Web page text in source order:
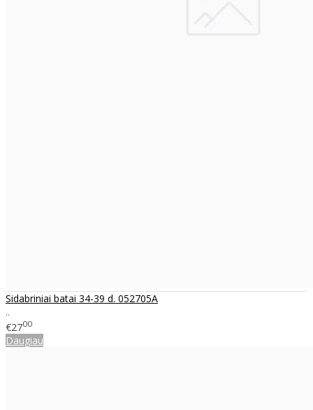
Sidabriniai batai 34-39 d. 052705A
..
€2700
Daugiau